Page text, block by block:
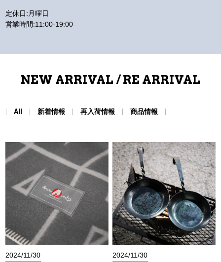
定休日:月曜日
営業時間:11:00-19:00
NEW ARRIVAL / RE ARRIVAL
All 新着情報 再入荷情報 商品情報
2024/11/30 2024/11/30